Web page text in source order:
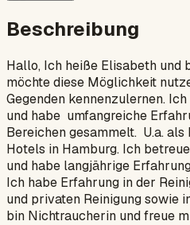
Beschreibung
Hallo, Ich heiße Elisabeth und
möchte diese Möglichkeit
Gegenden kennenzulernen.
und habe umfangreiche
Bereichen gesammelt. U.a.
Hotels in Hamburg. Ich
und habe langjährige
Ich habe Erfahrung in der
und privaten Reinigung sowie
bin Nichtraucherin und freue